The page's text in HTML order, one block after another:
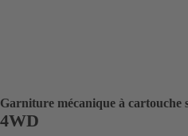
Garniture mécanique à cartouche
4WD